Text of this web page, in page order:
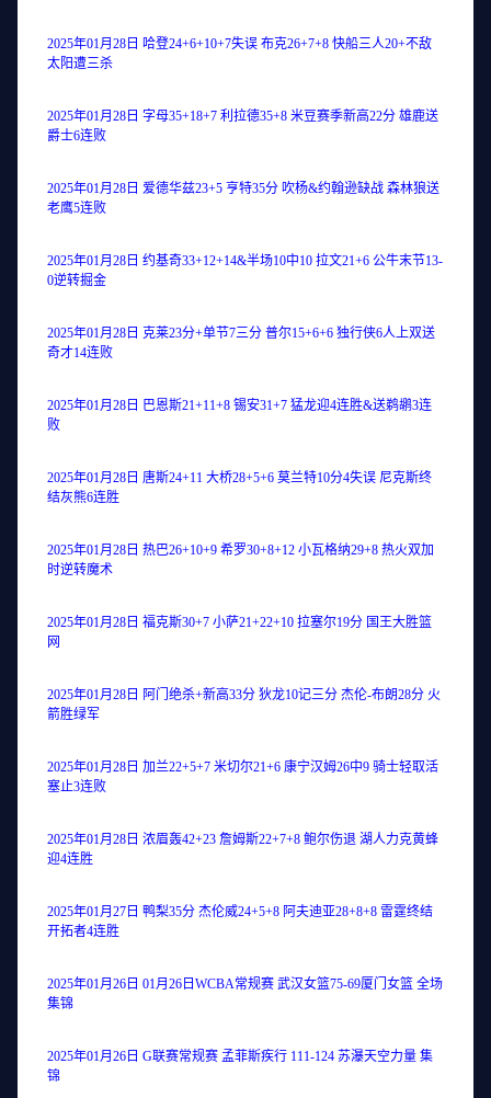
2025年01月28日 哈登24+6+10+7失误 布克26+7+8 快船三人20+不敌
太阳遭三杀
2025年01月28日 字母35+18+7 利拉德35+8 米豆赛季新高22分 雄鹿送
爵士6连败
2025年01月28日 爱德华兹23+5 亨特35分 吹杨&约翰逊缺战 森林狼送
老鹰5连败
2025年01月28日 约基奇33+12+14&半场10中10 拉文21+6 公牛末节13-
0逆转掘金
2025年01月28日 克莱23分+单节7三分 普尔15+6+6 独行侠6人上双送
奇才14连败
2025年01月28日 巴恩斯21+11+8 锡安31+7 猛龙迎4连胜&送鹈鹕3连
败
2025年01月28日 唐斯24+11 大桥28+5+6 莫兰特10分4失误 尼克斯终
结灰熊6连胜
2025年01月28日 热巴26+10+9 希罗30+8+12 小瓦格纳29+8 热火双加
时逆转魔术
2025年01月28日 福克斯30+7 小萨21+22+10 拉塞尔19分 国王大胜篮
网
2025年01月28日 阿门绝杀+新高33分 狄龙10记三分 杰伦-布朗28分 火
箭胜绿军
2025年01月28日 加兰22+5+7 米切尔21+6 康宁汉姆26中9 骑士轻取活
塞止3连败
2025年01月28日 浓眉轰42+23 詹姆斯22+7+8 鲍尔伤退 湖人力克黄蜂
迎4连胜
2025年01月27日 鸭梨35分 杰伦威24+5+8 阿夫迪亚28+8+8 雷霆终结
开拓者4连胜
2025年01月26日 01月26日WCBA常规赛 武汉女篮75-69厦门女篮 全场
集锦
2025年01月26日 G联赛常规赛 孟菲斯疾行 111-124 苏瀑天空力量 集
锦